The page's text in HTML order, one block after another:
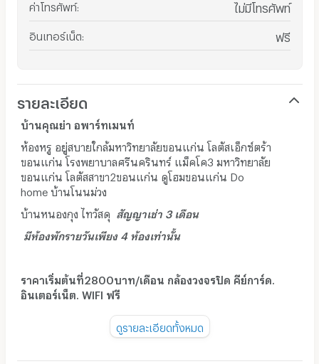
ค่าโทรศัพท์: ไม่มีโทรศัพท์
อินเทอร์เน็ต ฟรี
รายละเอียด
บ้านคุณย่า อพาร์ทเมนท์
ห้องหรู อยู่สบายใกล้มหาวิทยาลัยขอนแก่น โลตัสเอ็กซ์ตร้า
ขอนแก่น โรงพยาบาลศรีนครินทร์ แม็คโค3 มหาวิทยาลัย
ขอนแก่น โลตัสสาขา2ขอนแก่น ดูโฮมขอนแก่น Do
home บ้านโนนม่วง
บ้านหนองกุง ไทวัสดุ สัญญาเช่า 3 เดือน
มีห้องพักรายวันเพียง 4 ห้องเท่านั้น
ราคาเริ่มต้นที่2800บาท/เดือน กล้องวงจรปิด คีย์การ์ด.
อินเตอร์เน็ต. WIFI ฟรี
หมายเหตุมีห้องพักรายวันเพียง 4 ห้องเท่านั้น
ดูรายละเอียดทั้งหมด